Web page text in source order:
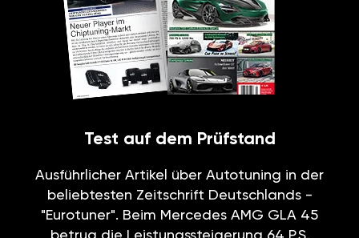
Test auf dem Prüfstand
Ausführlicher Artikel über Autotuning in der
beliebtesten Zeitschrift Deutschlands -
"Eurotuner". Beim Mercedes AMG GLA 45